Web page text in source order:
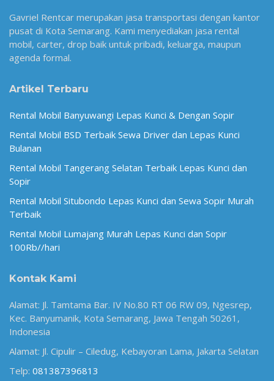
Gavriel Rentcar merupakan jasa transportasi dengan kantor
pusat di Kota Semarang. Kami menyediakan jasa rental
mobil, carter, drop baik untuk pribadi, keluarga, maupun
agenda formal.
Artikel Terbaru
Rental Mobil Banyuwangi Lepas Kunci & Dengan Sopir
Rental Mobil BSD Terbaik Sewa Driver dan Lepas Kunci
Bulanan
Rental Mobil Tangerang Selatan Terbaik Lepas Kunci dan
Sopir
Rental Mobil Situbondo Lepas Kunci dan Sewa Sopir Murah
Terbaik
Rental Mobil Lumajang Murah Lepas Kunci dan Sopir
100Rb//hari
Kontak Kami
Alamat: Jl. Tamtama Bar. IV No.80 RT 06 RW 09, Ngesrep,
Kec. Banyumanik, Kota Semarang, Jawa Tengah 50261,
Indonesia
Alamat: Jl. Cipulir – Ciledug, Kebayoran Lama, Jakarta Selatan
Telp: 081387396813